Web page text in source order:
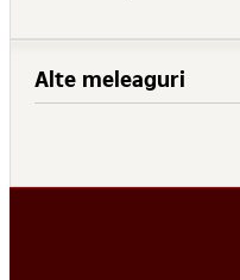
Alte meleaguri